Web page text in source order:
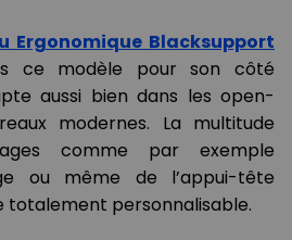
Ergonomique Blacksupport
ce modèle pour son côté
aussi bien dans les open-
modernes. La multitude
comme par exemple
ou même de l’appui-tête
personnalisable.